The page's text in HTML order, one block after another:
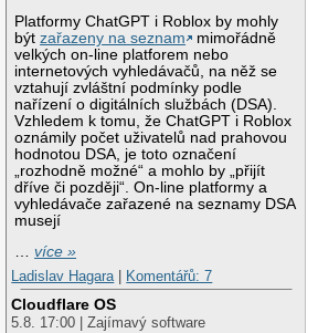
Platformy ChatGPT i Roblox by mohly
býtzařazeny na seznam
mimořádně
velkých on-line platforem nebo
internetových vyhledávačů, na něž se
vztahují zvláštní podmínky podle
nařízení o digitálních službách (DSA).
Vzhledem k tomu, že ChatGPT i Roblox
oznámily počet uživatelů nad prahovou
hodnotou DSA, je toto označení
„rozhodně možné“ a mohlo by „přijít
dříve či později“. On-line platformy a
vyhledávače zařazené na seznamy DSA
musejí
…více »
Ladislav Hagara
Komentářů: 7
Cloudflare OS
5.8. 17:00 | Zajímavý software